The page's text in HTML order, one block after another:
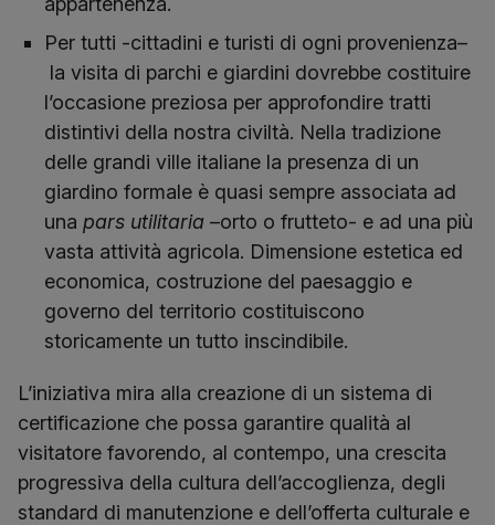
Per tutti -cittadini e turisti di ogni provenienza–
la visita di parchi e giardini dovrebbe costituire
l’occasione preziosa per approfondire tratti
distintivi della nostra civiltà. Nella tradizione
delle grandi ville italiane la presenza di un
giardino formale è quasi sempre associata ad
una pars utilitaria –orto o frutteto- e ad una più
vasta attività agricola. Dimensione estetica ed
economica, costruzione del paesaggio e
governo del territorio costituiscono
storicamente un tutto inscindibile.
L’iniziativa mira alla creazione di un sistema di
certificazione che possa garantire qualità al
visitatore favorendo, al contempo, una crescita
progressiva della cultura dell’accoglienza, degli
standard di manutenzione e dell’offerta culturale e